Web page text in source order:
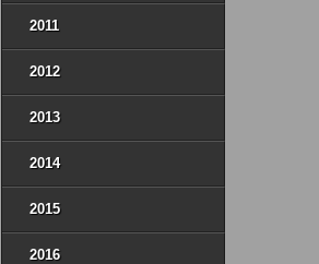
2011
2012
2013
2014
2015
2016